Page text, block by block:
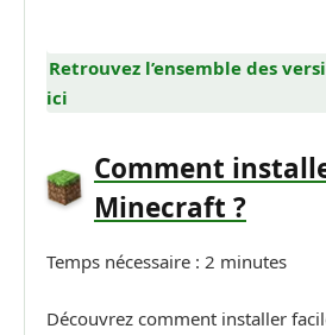
Retrouvez l’ensemble des
ici
Comment
Minecraft ?
Temps nécessaire : 2 minutes
Découvrez comment installer